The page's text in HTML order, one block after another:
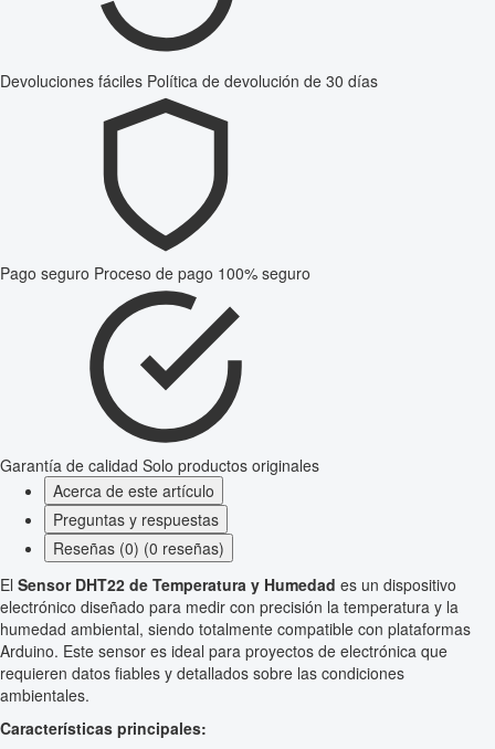
Devoluciones fáciles Política de devolución de 30 días
Pago seguro Proceso de pago 100% seguro
Garantía de calidad Solo productos originales
Acerca de este artículo
Preguntas y respuestas
Reseñas (0) (0 reseñas)
El Sensor DHT22 de Temperatura y Humedad es un dispositivo
electrónico diseñado para medir con precisión la temperatura y la
humedad ambiental, siendo totalmente compatible con plataformas
Arduino. Este sensor es ideal para proyectos de electrónica que
requieren datos fiables y detallados sobre las condiciones
ambientales.
Características principales: